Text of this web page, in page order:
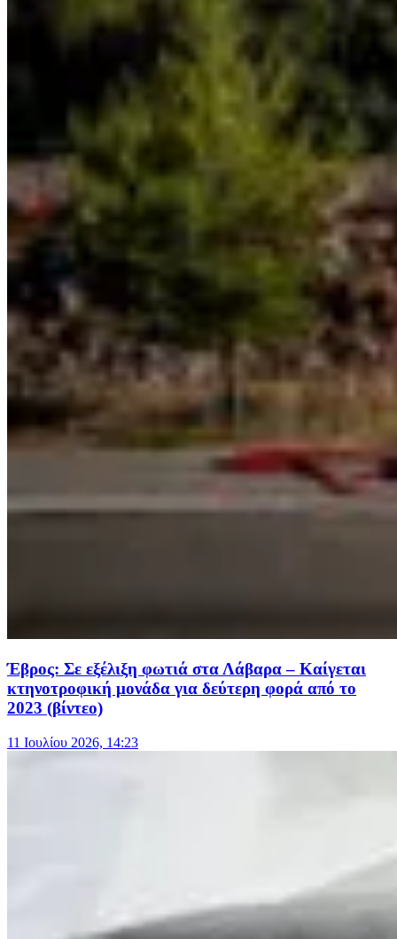
Έβρος: Σε εξέλιξη φωτιά στα Λάβαρα – Καίγεται
κτηνοτροφική μονάδα για δεύτερη φορά από το
2023 (βίντεο)
11 Ιουλίου 2026, 14:23